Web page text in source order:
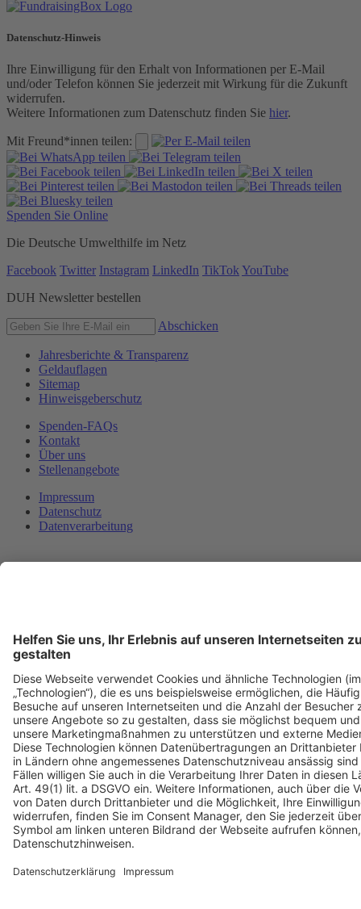
Datenschutz-Hinweis
Ihre Einwilligung für den Erhalt von Informationen per E-Mail
und/oder Telefon können Sie jederzeit mit Wirkung für die Zukunft
widerrufen.
Weitere Informationen zum Datenschutz finden Sie hier.
Mit Freund*innen teilen:
Spenden Sie Online
Die Deutsche Umwelthilfe im Netz
Facebook Twitter Instagram LinkedIn TikTok YouTube
DUH Newsletter bestellen
Abschicken
Jahresberichte & Transparenz
Geldauflagen
Sitemap
Hinweisgeberschutz
Spenden-FAQs
Kontakt
Über uns
Stellenangebote
Impressum
Datenschutz
Datenverarbeitung
© Copyright 1999 - 2026 Deutsche Umwelthilfe e.V.